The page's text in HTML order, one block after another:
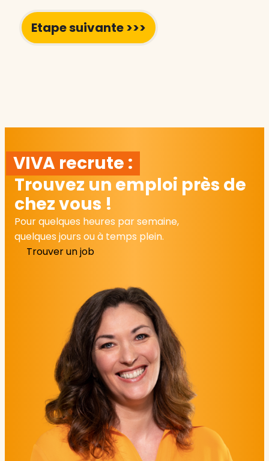
VIVA recrute :
Trouvez un emploi près de
chez vous !
Pour quelques heures par semaine,
quelques jours ou à temps plein.
Trouver un job